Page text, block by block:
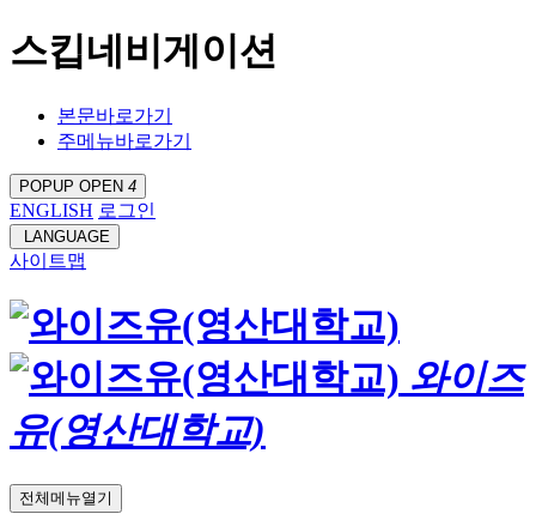
스킵네비게이션
본문바로가기
주메뉴바로가기
POPUP OPEN 4
ENGLISH 로그인
LANGUAGE
사이트맵
와이즈
유(영산대학교)
전체메뉴열기